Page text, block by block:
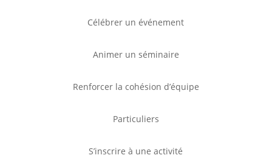
Célébrer un événement
Animer un séminaire
Renforcer la cohésion d’équipe
Particuliers
S’inscrire à une activité